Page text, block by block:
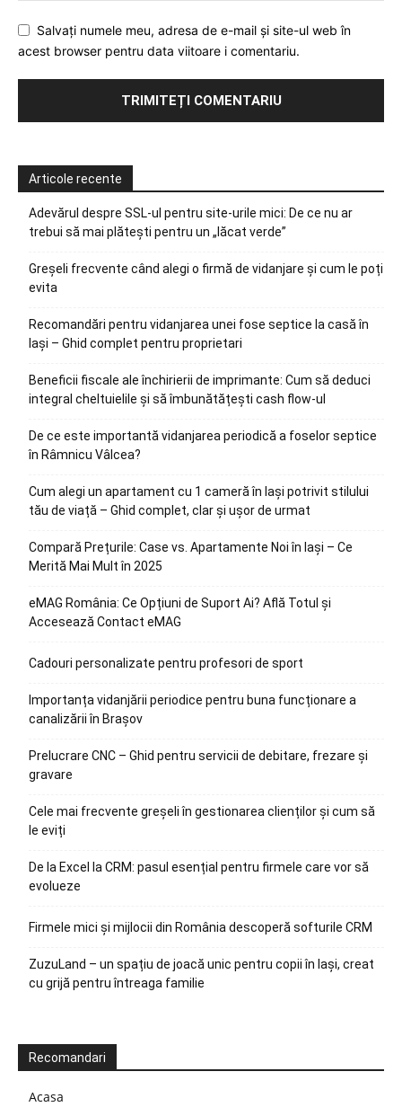
Salvați numele meu, adresa de e-mail și site-ul web în
acest browser pentru data viitoare i comentariu.
Articole recente
Adevărul despre SSL-ul pentru site-urile mici: De ce nu ar
trebui să mai plătești pentru un „lăcat verde”
Greșeli frecvente când alegi o firmă de vidanjare și cum le poți
evita
Recomandări pentru vidanjarea unei fose septice la casă în
Iași – Ghid complet pentru proprietari
Beneficii fiscale ale închirierii de imprimante: Cum să deduci
integral cheltuielile și să îmbunătățești cash flow-ul
De ce este importantă vidanjarea periodică a foselor septice
în Râmnicu Vâlcea?
Cum alegi un apartament cu 1 cameră în Iași potrivit stilului
tău de viață – Ghid complet, clar și ușor de urmat
Compară Prețurile: Case vs. Apartamente Noi în Iași – Ce
Merită Mai Mult în 2025
eMAG România: Ce Opțiuni de Suport Ai? Află Totul și
Accesează Contact eMAG
Cadouri personalizate pentru profesori de sport
Importanța vidanjării periodice pentru buna funcționare a
canalizării în Brașov
Prelucrare CNC – Ghid pentru servicii de debitare, frezare și
gravare
Cele mai frecvente greșeli în gestionarea clienților și cum să
le eviți
De la Excel la CRM: pasul esențial pentru firmele care vor să
evolueze
Firmele mici și mijlocii din România descoperă softurile CRM
ZuzuLand – un spațiu de joacă unic pentru copii în Iași, creat
cu grijă pentru întreaga familie
Recomandari
Acasa